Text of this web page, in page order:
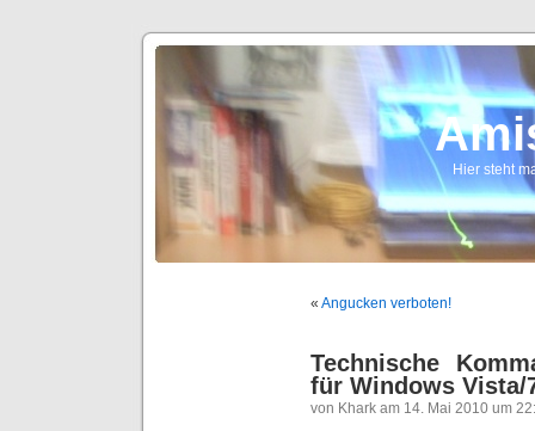
Hier steht
« Angucken verboten!
Technische
für Windows Vista/
von Khark am 14. Mai 2010 um